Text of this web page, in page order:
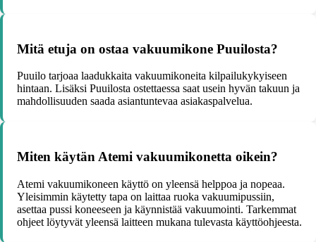
Mitä etuja on ostaa vakuumikone Puuilosta?
Puuilo tarjoaa laadukkaita vakuumikoneita kilpailukykyiseen
hintaan. Lisäksi Puuilosta ostettaessa saat usein hyvän takuun ja
mahdollisuuden saada asiantuntevaa asiakaspalvelua.
Miten käytän Atemi vakuumikonetta oikein?
Atemi vakuumikoneen käyttö on yleensä helppoa ja nopeaa.
Yleisimmin käytetty tapa on laittaa ruoka vakuumipussiin,
asettaa pussi koneeseen ja käynnistää vakuumointi. Tarkemmat
ohjeet löytyvät yleensä laitteen mukana tulevasta käyttöohjeesta.